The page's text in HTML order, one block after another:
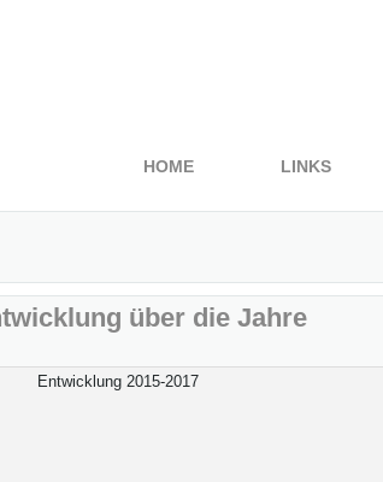
HOME LINKS
über die Jahre